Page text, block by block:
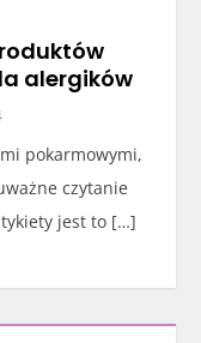
alergików
pokarmowymi,
czytanie
jest to […]